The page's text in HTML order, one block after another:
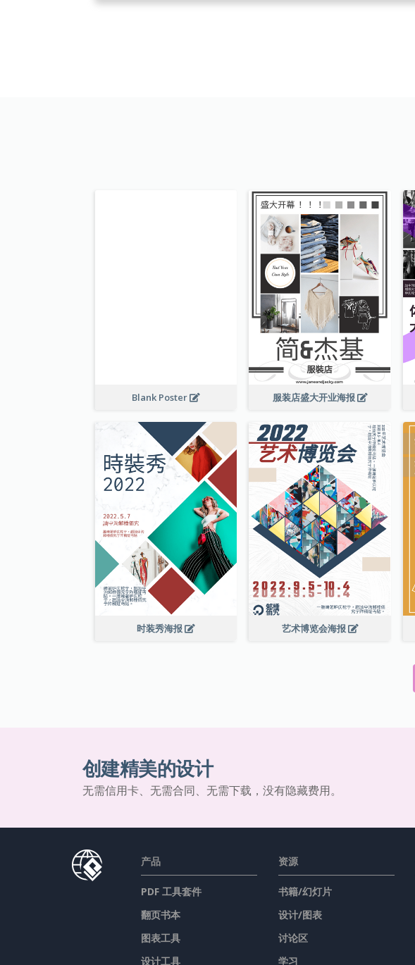
Blank Poster 服装店盛大开业海报
时装秀海报 艺术博览会海报
创建精美的设计
无需信用卡、无需合同、无需下载，没有隐藏费用。
产品
PDF 工具套件
翻页书本
图表工具
设计工具
资源
书籍/幻灯片
设计/图表
讨论区
学习